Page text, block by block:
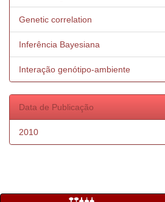
Genetic correlation
Inferência Bayesiana
Interação genótipo-ambiente
Data de Publicação
2010